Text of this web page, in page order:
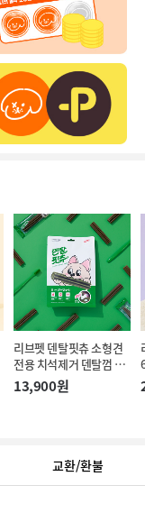
리브펫 덴탈핏츄 소형견
전용 치석제거 덴탈껌
17g*10P
13,900원
교환/환불